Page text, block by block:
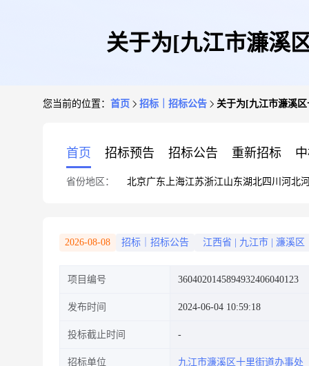
关于为[九江市濂溪
您当前的位置： 首页 招标｜招标公告 关于为[九江市濂溪
首页 招标预告 招标公告 重新招标
省份地区： 北京广东 上海江苏浙江山东湖北四川 河北
2026-08-08 招标｜招标公告 江西省 九江市 濂溪区
项目编号 3604020145894932406040123
发布时间 2024-06-04 10:59:18
投标截止时间
招标单位 九江市濂溪区十里街道办事处